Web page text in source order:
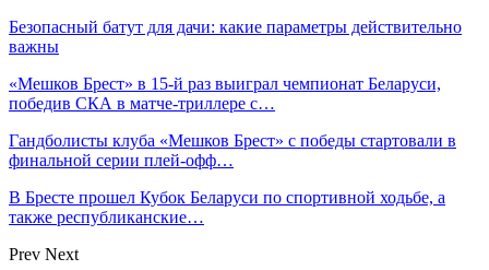
Безопасный батут для дачи: какие параметры действительно
важны
«Мешков Брест» в 15-й раз выиграл чемпионат Беларуси,
победив СКА в матче-триллере с…
Гандболисты клуба «Мешков Брест» с победы стартовали в
финальной серии плей-офф…
В Бресте прошел Кубок Беларуси по спортивной ходьбе, а
также республиканские…
Prev Next